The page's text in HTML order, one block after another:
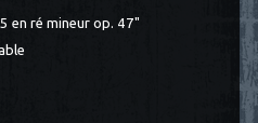
en ré mineur op. 47"